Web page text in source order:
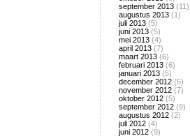
september 2013 (11)
augustus 2013 (1)
juli 2013 (5)
juni 2013 (5)
mei 2013 (4)
april 2013 (7)
maart 2013 (6)
februari 2013 (6)
januari 2013 (5)
december 2012 (5)
november 2012 (7)
oktober 2012 (5)
september 2012 (9)
augustus 2012 (2)
juli 2012 (4)
juni 2012 (9)